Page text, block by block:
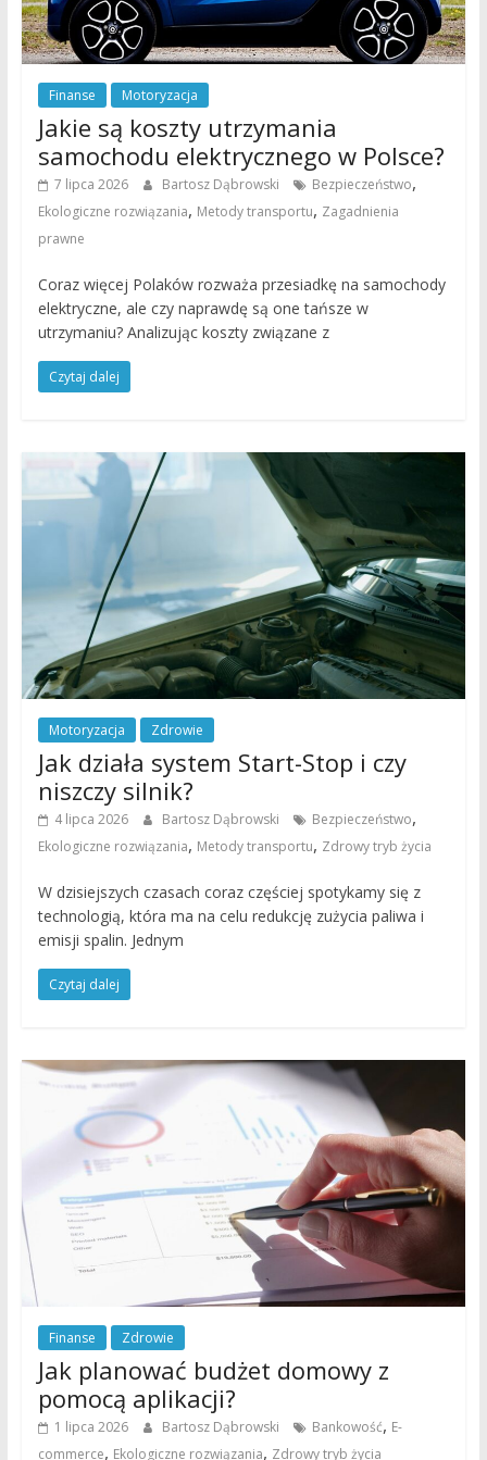
Finanse Motoryzacja
Jakie są koszty utrzymania
samochodu elektrycznego w Polsce?
7 lipca 2026 Bartosz Dąbrowski Bezpieczeństwo,
Ekologiczne rozwiązania, Metody transportu, Zagadnienia
prawne
Coraz więcej Polaków rozważa przesiadkę na samochody
elektryczne, ale czy naprawdę są one tańsze w
utrzymaniu? Analizując koszty związane z
Czytaj dalej
Motoryzacja Zdrowie
Jak działa system Start-Stop i czy
niszczy silnik?
4 lipca 2026 Bartosz Dąbrowski Bezpieczeństwo,
Ekologiczne rozwiązania, Metody transportu, Zdrowy tryb życia
W dzisiejszych czasach coraz częściej spotykamy się z
technologią, która ma na celu redukcję zużycia paliwa i
emisji spalin. Jednym
Czytaj dalej
Finanse Zdrowie
Jak planować budżet domowy z
pomocą aplikacji?
1 lipca 2026 Bartosz Dąbrowski Bankowość, E-
commerce, Ekologiczne rozwiązania, Zdrowy tryb życia